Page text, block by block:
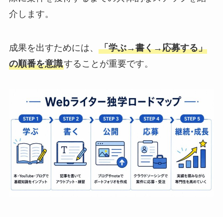
介します。
成果を出すためには、 「学ぶ→書く→応募する」
の順番を意識することが重要です。